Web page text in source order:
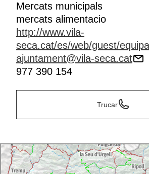
Mercats municipals
mercats alimentacio
http://www.vila-
seca.cat/es/web/guest/
ajuntament@vila-seca.cat
977 390 154
Trucar